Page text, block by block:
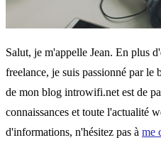
Salut, je m'appelle Jean. En plus
freelance, je suis passionné par
de mon blog introwifi.net est de
connaissances et toute l'actualité
d'informations, n'hésitez pas à me